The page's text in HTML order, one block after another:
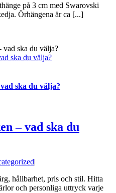
på 3 cm med Swarovski
Örhängena är ca [...]
ska du välja?
ska du välja?
– vad ska du
|
hållbarhet, pris och stil. Hitta
och personliga uttryck varje